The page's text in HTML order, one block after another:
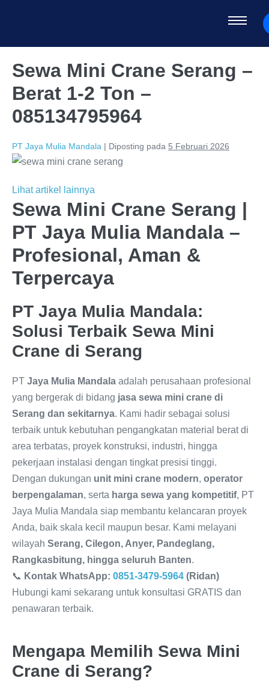
Sewa Mini Crane Serang –
Berat 1-2 Ton –
085134795964
PT Jaya Mulia Mandala | Diposting pada 5 Februari 2026
Lihat artikel lainnya
Sewa Mini Crane Serang |
PT Jaya Mulia Mandala –
Profesional, Aman &
Terpercaya
PT Jaya Mulia Mandala:
Solusi Terbaik Sewa Mini
Crane di Serang
PT Jaya Mulia Mandala adalah perusahaan profesional
yang bergerak di bidang jasa sewa mini crane di
Serang dan sekitarnya. Kami hadir sebagai solusi
terbaik untuk kebutuhan pengangkatan material berat di
area terbatas, proyek konstruksi, industri, hingga
pekerjaan instalasi dengan tingkat presisi tinggi.
Dengan dukungan unit mini crane modern, operator
berpengalaman, serta harga sewa yang kompetitif, PT
Jaya Mulia Mandala siap membantu kelancaran proyek
Anda, baik skala kecil maupun besar. Kami melayani
wilayah Serang, Cilegon, Anyer, Pandeglang,
Rangkasbitung, hingga seluruh Banten.
📞 Kontak WhatsApp: 0851-3479-5964 (Ridan)
Hubungi kami sekarang untuk konsultasi GRATIS dan
penawaran terbaik.
Mengapa Memilih Sewa Mini
Crane di Serang?